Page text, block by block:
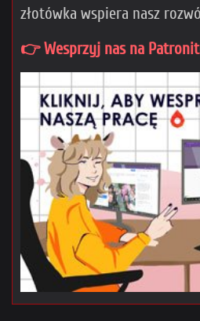
złotówka wspiera nasz
👉 Wesprzyj nas na